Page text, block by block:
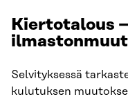
Kiertotalous
Selvityksessä
kulutuksen